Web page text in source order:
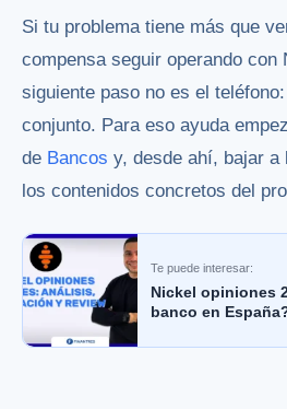
Si tu problema tiene más que
compensa seguir operando con
siguiente paso no es el
conjunto. Para eso ayuda
de Bancos y, desde ahí, bajar
los contenidos concretos del
Te puede interesar:
Nickel opiniones
banco en